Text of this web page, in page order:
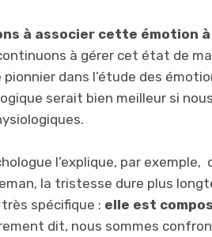
à associer cette émotion
à gérer cet état de
pionnier dans l’étude des
serait bien meilleur si
l’explique, par exemple,
la tristesse dure plus
spécifique : elle est
dit, nous sommes